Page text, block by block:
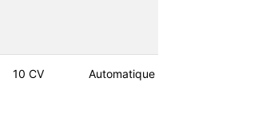
10 CV Automatique